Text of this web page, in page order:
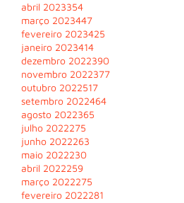
abril 2023354
março 2023447
fevereiro 2023425
janeiro 2023414
dezembro 2022390
novembro 2022377
outubro 2022517
setembro 2022464
agosto 2022365
julho 2022275
junho 2022263
maio 2022230
abril 2022259
março 2022275
fevereiro 2022281